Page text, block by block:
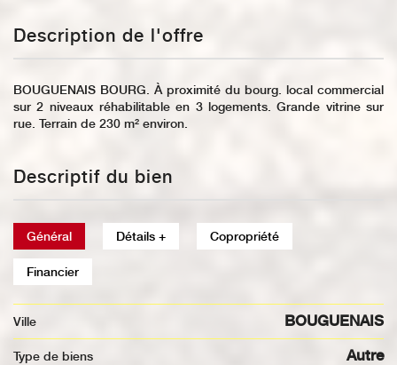
Description de l'offre
BOUGUENAIS BOURG. À proximité du bourg. local commercial
sur 2 niveaux réhabilitable en 3 logements. Grande vitrine sur
rue. Terrain de 230 m² environ.
Descriptif du bien
Général Détails + Copropriété
Financier
Ville BOUGUENAIS
Type de biens Autre